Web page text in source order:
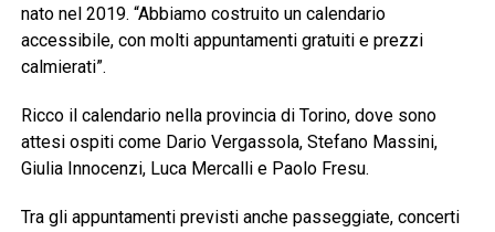
nato nel 2019. “Abbiamo costruito un calendario
accessibile, con molti appuntamenti gratuiti e prezzi
calmierati”.
Ricco il calendario nella provincia di Torino, dove sono
attesi ospiti come Dario Vergassola, Stefano Massini,
Giulia Innocenzi, Luca Mercallie Paolo Fresu.
Tra gli appuntamenti previsti anche passeggiate, concerti